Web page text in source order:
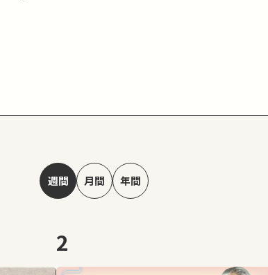
週間 月間 年間
2